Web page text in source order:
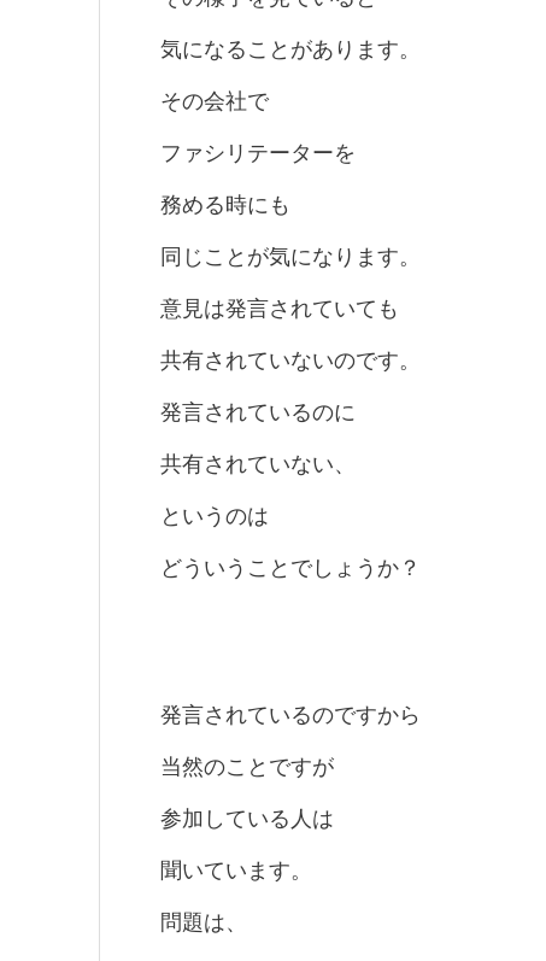
気になることがあります。
その会社で
ファシリテーターを
務める時にも
同じことが気になります。
意見は発言されていても
共有されていないのです。
発言されているのに
共有されていない、
というのは
どういうことでしょうか？
発言されているのですから
当然のことですが
参加している人は
聞いています。
問題は、